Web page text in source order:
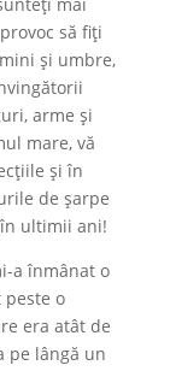
să fiți
și umbre,
arme și
mare, vă
și în
de șarpe
ultimii ani!
a înmânat o
peste o
era atât de
pe lângă un